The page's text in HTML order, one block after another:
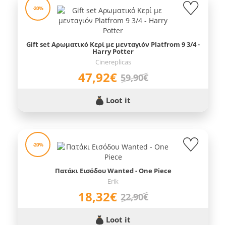
-20%
Gift set Αρωματικό Κερί με μενταγιόν Platfrom 9 3/4 -
Harry Potter
Cinereplicas
47,92€ 59,90€
Loot it
-20%
Πατάκι Εισόδου Wanted - One Piece
Erik
18,32€ 22,90€
Loot it